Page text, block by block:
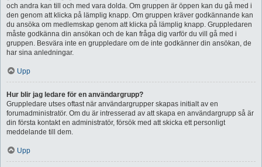
och andra kan till och med vara dolda. Om gruppen är öppen kan du gå med i
den genom att klicka på lämplig knapp. Om gruppen kräver godkännande kan
du ansöka om medlemskap genom att klicka på lämplig knapp. Gruppledaren
måste godkänna din ansökan och de kan fråga dig varför du vill gå med i
gruppen. Besvära inte en gruppledare om de inte godkänner din ansökan, de
har sina anledningar.
Upp
Hur blir jag ledare för en användargrupp?
Gruppledare utses oftast när användargrupper skapas initialt av en
forumadministratör. Om du är intresserad av att skapa en användargrupp så är
din första kontakt en administratör, försök med att skicka ett personligt
meddelande till dem.
Upp